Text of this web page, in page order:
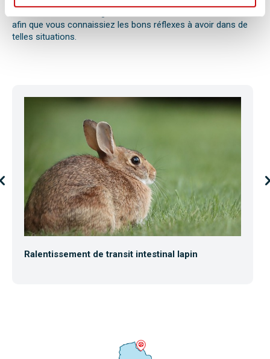
afin que vous connaissiez les bons réflexes à avoir dans de
telles situations.
Ralentissement de transit intestinal lapin